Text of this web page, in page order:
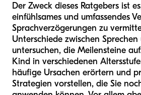
Der Zweck dieses Ratgebers ist
einfühlsames und umfassendes
Sprachverzögerungen zu
Unterschiede zwischen
untersuchen, die Meilensteine
Kind in verschiedenen
häufige Ursachen erörtern und
Strategien vorstellen, die Sie